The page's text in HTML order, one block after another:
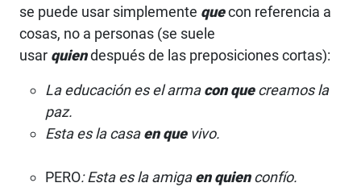
se puede usar simplemente quecon referencia a
cosas, no a personas (se suele
usar quiendespués de las preposiciones cortas):
La educación es el armaconquecreamos la
paz.
Esta es la casaenquevivo.
PERO: Esta es la amigaen quienconfío.